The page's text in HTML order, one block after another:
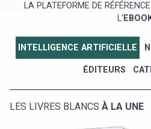
LA PLATEFORME DE
L'
INTELLIGENCE ARTIFICIELLE
ÉDITEURS
LES LIVRES BLANCS À LA UNE